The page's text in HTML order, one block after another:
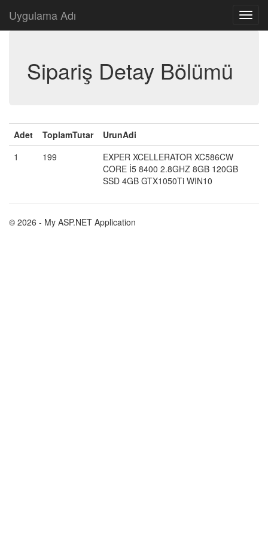
Uygulama Adı
Sipariş Detay Bölümü
Adet ToplamTutar
UrunAdi
1
199
EXPER XCELLERATOR XC586CW
CORE İ5 8400 2.8GHZ 8GB 120GB
SSD 4GB GTX1050Ti WIN10
© 2026 - My ASP.NET Application